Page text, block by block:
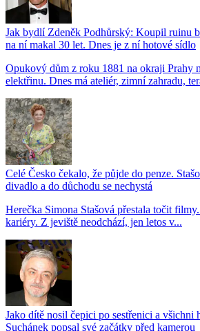
Jak bydlí Zdeněk Podhůrský: Koupil ruinu
na ní makal 30 let. Dnes je z ní hotové sídlo
Opukový dům z roku 1881 na okraji Prahy
elektřinu. Dnes má ateliér, zimní zahradu,
Celé Česko čekalo, že půjde do penze.
divadlo a do důchodu se nechystá
Herečka Simona Stašová přestala točit
kariéry. Z jeviště neodchází, jen letos v...
Jako dítě nosil čepici po sestřenici a všichni
Suchánek popsal své začátky před kamerou